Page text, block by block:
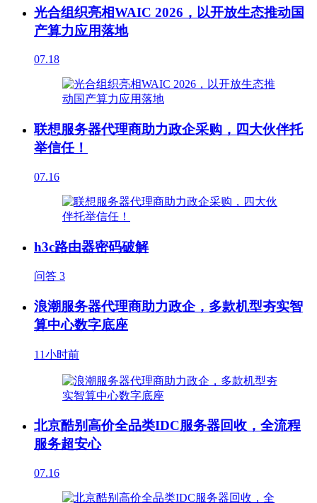
光合组织亮相WAIC 2026，以开放生态推动国
产算力应用落地
07.18
联想服务器代理商助力政企采购，四大伙伴托
举信任！
07.16
h3c路由器密码破解
问答 3
浪潮服务器代理商助力政企，多款机型夯实智
算中心数字底座
11小时前
北京酷别高价全品类IDC服务器回收，全流程
服务超安心
07.16